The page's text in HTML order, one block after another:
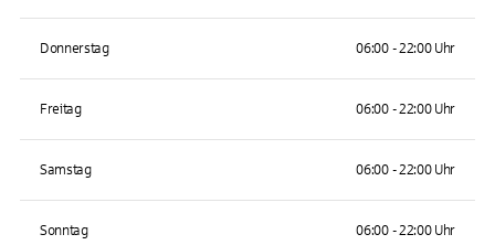
Donnerstag 06:00 - 22:00 Uhr
Freitag 06:00 - 22:00 Uhr
Samstag 06:00 - 22:00 Uhr
Sonntag 06:00 - 22:00 Uhr